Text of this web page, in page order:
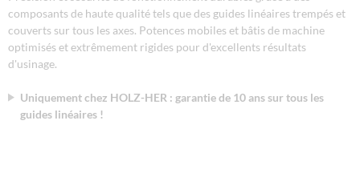
composants de haute qualité tels que des guides linéaires trempés et
couverts sur tous les axes. Potences mobiles et bâtis de machine
optimisés et extrêmement rigides pour d'excellents résultats
d'usinage.
Uniquement chez HOLZ-HER : garantie de 10 ans sur tous les
guides linéaires !